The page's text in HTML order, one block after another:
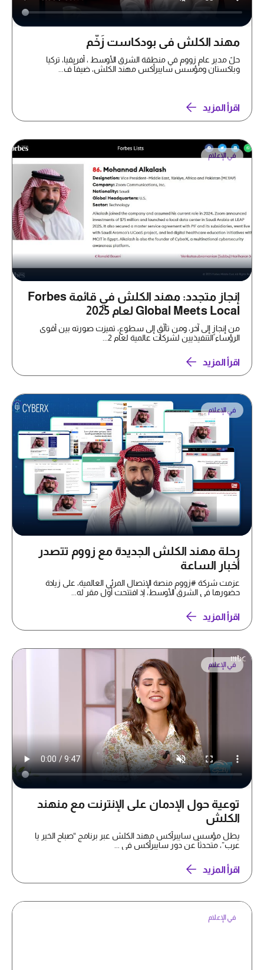
مهند الكلش في بودكاست زَخّم
حلً مدير عام زووم في منطقة الشرق الأوسط ، أفريقيا، تركيا
وباكستان ومؤسس سايبرأكس مهند الكلش، ضيفاً ف...
اقرأ المزيد
في الإعلام
إنجاز متجدد: مهند الكلش في قائمة Forbes
Global Meets Local لعام 2025
من إنجازٍ إلى آخر، ومن تألّقٍ إلى سطوع، تميزت صورته بين أقوى
الرؤساء التنفيذيين لشركات عالمية لعام 2...
اقرأ المزيد
في الإعلام
رحلة مهند الكلش الجديدة مع زووم تتصدر
أخبار الساعة
عزمت شركة #زووم منصة الإتصال المرئي العالمية، على زيادة
حضورها في الشرق الأوسط، إذ افتتحت أول مقر له...
اقرأ المزيد
في الإعلام
توعية حول الإدمان على الإنترنت مع منهند
الكلش
يطل مؤسس سايبرأكس مهند الكلش عبر برنامج “صباح الخير يا
عرب”، متحدثاً عن دور سايبرأكس في ...
اقرأ المزيد
في الإعلام